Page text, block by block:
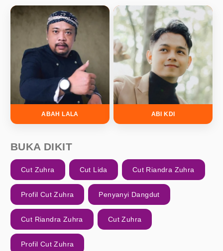
ABAH LALA ABI KDI
BUKA DIKIT
Cut Zuhra Cut Lida Cut Riandra Zuhra
Profil Cut Zuhra Penyanyi Dangdut
Cut Riandra Zuhra Cut Zuhra
Profil Cut Zuhra